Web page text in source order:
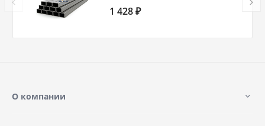
1 428 ₽
О компании